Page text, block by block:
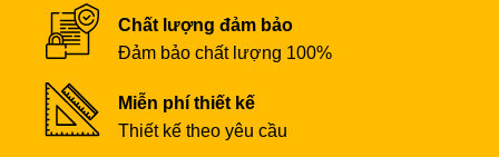
Chất lượng đảm bảo
Đảm bảo chất lượng 100%
Miễn phí thiết kế
Thiết kế theo yêu cầu